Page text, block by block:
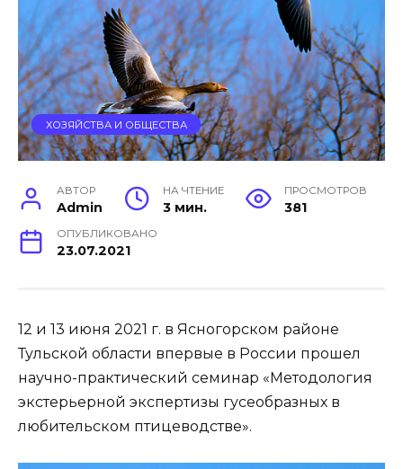
ХОЗЯЙСТВА И ОБЩЕСТВА
АВТОР
Admin
НА ЧТЕНИЕ
3 мин.
ПРОСМОТРОВ
381
ОПУБЛИКОВАНО
23.07.2021
12 и 13 июня 2021 г. в Ясногорском районе
Тульской области впервые в России прошел
научно-практический семинар «Методология
экстерьерной экспертизы гусеобразных в
любительском птицеводстве».